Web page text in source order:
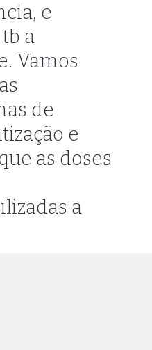
e
a
Vamos
de
e
as doses
a